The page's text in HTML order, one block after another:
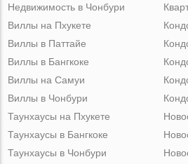
Недвижимость в Чонбури
Виллы на Пхукете
Виллы в Паттайе
Виллы в Бангкоке
Виллы на Самуи
Виллы в Чонбури
Таунхаусы на Пхукете
Таунхаусы в Бангкоке
Таунхаусы в Чонбури